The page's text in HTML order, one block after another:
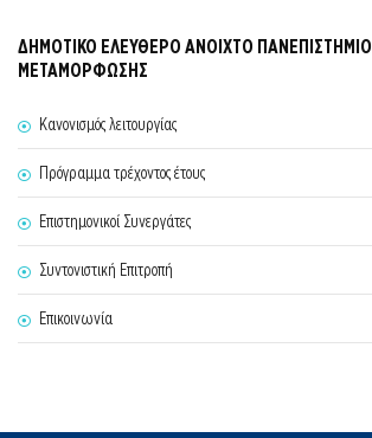
ΔΗΜΟΤΙΚΟ ΕΛΕΥΘΕΡΟ ΑΝΟΙΧΤΟ ΠΑΝΕΠΙΣΤΗΜΙΟ
ΜΕΤΑΜΟΡΦΩΣΗΣ
Κανονισμός λειτουργίας
Πρόγραμμα τρέχοντος έτους
Επιστημονικοί Συνεργάτες
Συντονιστική Επιτροπή
Επικοινωνία